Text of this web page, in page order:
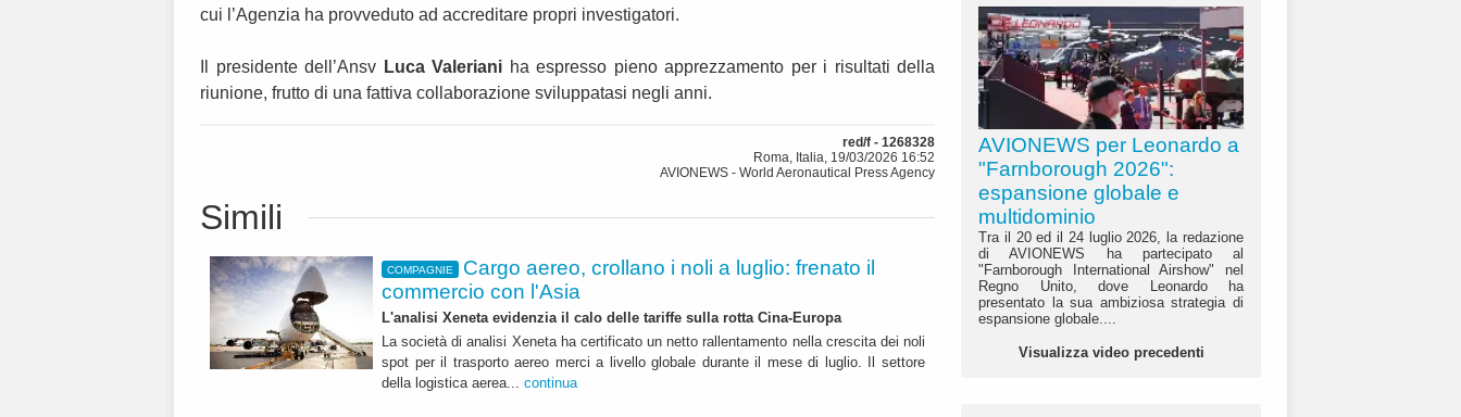
cui l’Agenzia ha provveduto ad accreditare propri investigatori.
Il presidente dell’Ansv Luca Valeriani ha espresso pieno apprezzamento per i risultati della
riunione, frutto di una fattiva collaborazione sviluppatasi negli anni.
red/f - 1268328
Roma, Italia, 19/03/2026 16:52
AVIONEWS - World Aeronautical Press Agency
Simili
COMPAGNIE
Cargo aereo, crollano i noli a luglio: frenato il
commercio con l'Asia
L'analisi Xeneta evidenzia il calo delle tariffe sulla rotta Cina-Europa
La società di analisi Xeneta ha certificato un netto rallentamento nella crescita dei noli
spot per il trasporto aereo merci a livello globale durante il mese di luglio. Il settore
della logistica aerea... continua
AVIONEWS per Leonardo a
"Farnborough 2026":
espansione globale e
multidominio
Tra il 20 ed il 24 luglio 2026, la redazione
di AVIONEWS ha partecipato al
"Farnborough International Airshow" nel
Regno Unito, dove Leonardo ha
presentato la sua ambiziosa strategia di
espansione globale....
Visualizza video precedenti